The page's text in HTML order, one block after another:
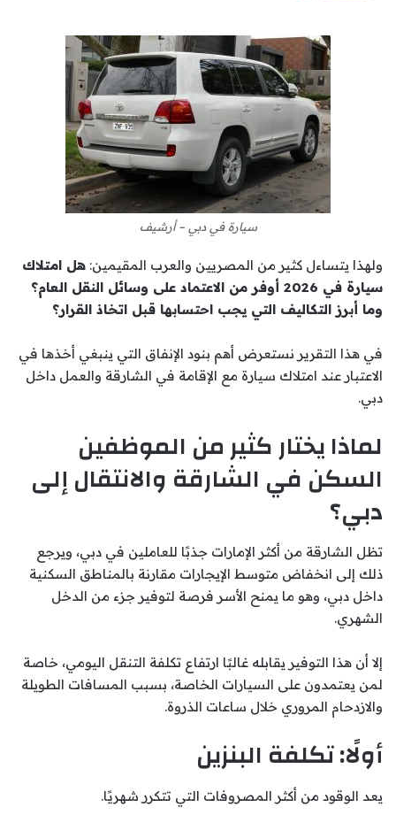
سيارة في دبي – أرشيف
ولهذا يتساءل كثير من المصريين والعرب المقيمين: هل امتلاك
سيارة في 2026 أوفر من الاعتماد على وسائل النقل العام؟
وما أبرز التكاليف التي يجب احتسابها قبل اتخاذ القرار؟
في هذا التقرير نستعرض أهم بنود الإنفاق التي ينبغي أخذها في
الاعتبار عند امتلاك سيارة مع الإقامة في الشارقة والعمل داخل
دبي.
لماذا يختار كثير من الموظفين
السكن في الشارقة والانتقال إلى
دبي؟
تظل الشارقة من أكثر الإمارات جذبًا للعاملين في دبي، ويرجع
ذلك إلى انخفاض متوسط الإيجارات مقارنة بالمناطق السكنية
داخل دبي، وهو ما يمنح الأسر فرصة لتوفير جزء من الدخل
الشهري.
إلا أن هذا التوفير يقابله غالبًا ارتفاع تكلفة التنقل اليومي، خاصة
لمن يعتمدون على السيارات الخاصة، بسبب المسافات الطويلة
والازدحام المروري خلال ساعات الذروة.
أولًا: تكلفة البنزين
يعد الوقود من أكثر المصروفات التي تتكرر شهريًا.